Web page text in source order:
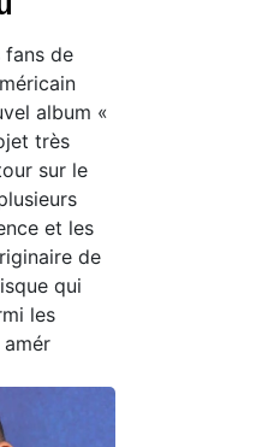
fans de
album «
très
sur le
et les
de
qui
les